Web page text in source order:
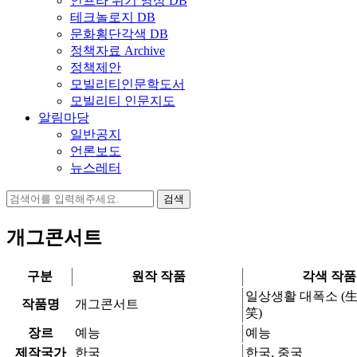
테크놀로지 DB
문화횡단각색 DB
정책자료 Archive
정책제안
모빌리티인문학도서
모빌리티 인문지도
알림마당
일반공지
언론보도
뉴스레터
검
개그콘서트
구분 원작 작품 각색 작품
작품명 개그콘서트
일상생활 대폭소 (
笑)
장르
예능
예능
제작국가
한국 한국, 중국